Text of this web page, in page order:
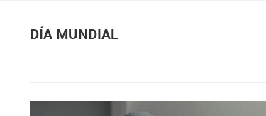
DÍA MUNDIAL